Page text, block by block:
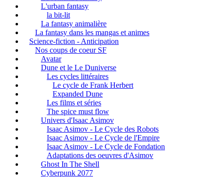
L'urban fantasy
la bit-lit
La fantasy animalière
La fantasy dans les mangas et animes
Science-fiction - Anticipation
Nos coups de coeur SF
Avatar
Dune et le Le Duniverse
Les cycles littéraires
Le cycle de Frank Herbert
Expanded Dune
Les films et séries
The spice must flow
Univers d'Isaac Asimov
Isaac Asimov - Le Cycle des Robots
Isaac Asimov - Le Cycle de l'Empire
Isaac Asimov - Le Cycle de Fondation
Adaptations des oeuvres d'Asimov
Ghost In The Shell
Cyberpunk 2077